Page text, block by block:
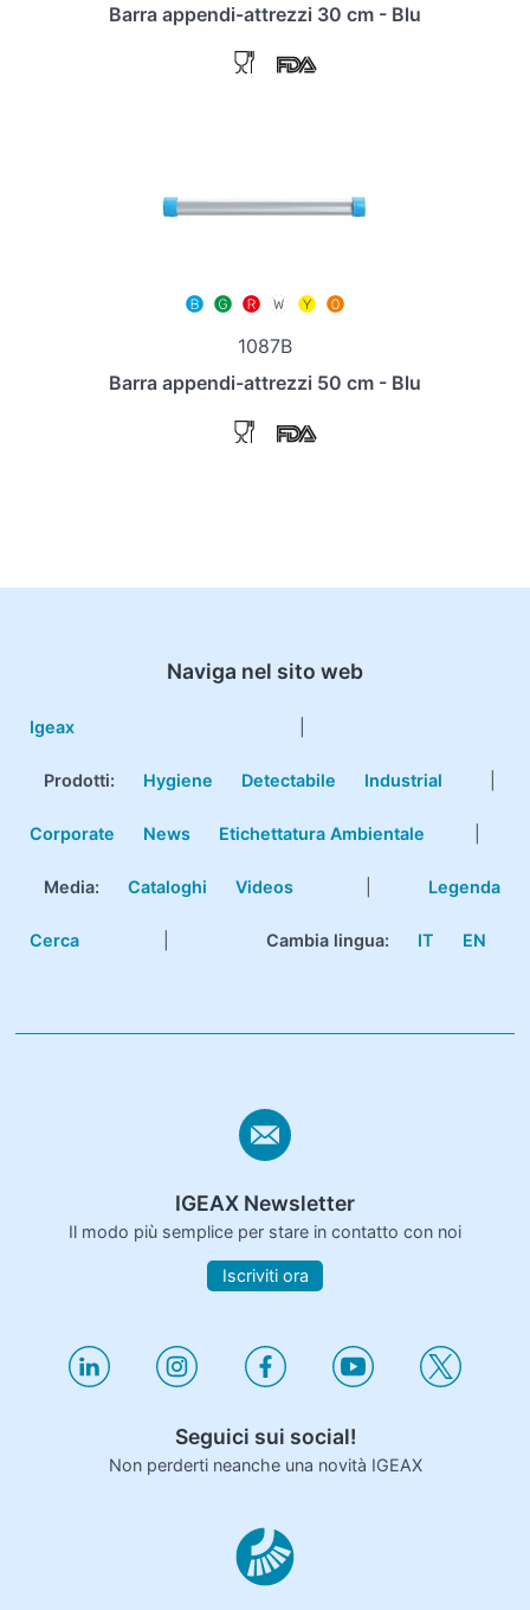
Barra appendi-attrezzi 30 cm - Blu
1087B
Barra appendi-attrezzi 50 cm - Blu
Naviga nel sito web
Igeax
Prodotti: Hygiene Detectabile Industrial
Corporate News Etichettatura Ambientale
Media: Cataloghi Videos Legenda
Cerca Cambia lingua: IT EN
IGEAX Newsletter
Il modo più semplice per stare in contatto con noi
Iscriviti ora
Seguici sui social!
Non perderti neanche una novità IGEAX